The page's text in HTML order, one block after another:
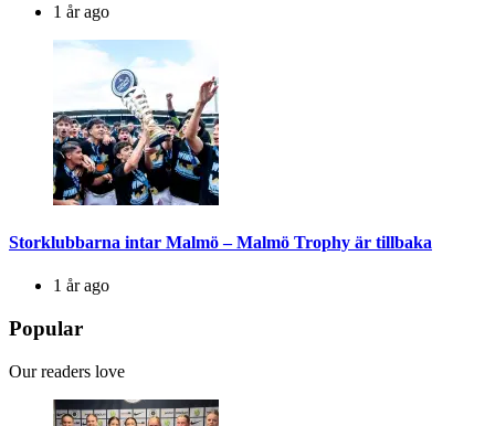
1 år ago
Storklubbarna intar Malmö – Malmö Trophy är tillbaka
1 år ago
Popular
Our readers love